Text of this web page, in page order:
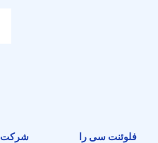
شرکت
فلوئنت سی را